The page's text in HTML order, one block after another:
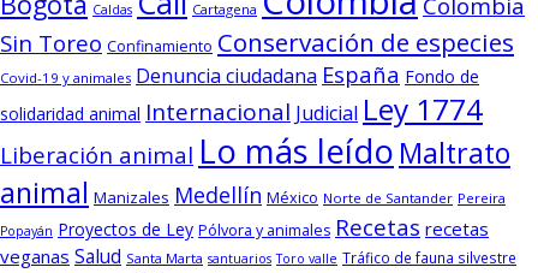
Caldas Cartagena
Colombia
Sin Toreo Confinamiento Conservación de especies
Covid-19 y animales Denuncia ciudadana España Fondo de
solidaridad animal Internacional Judicial Ley 1774
Liberación animal Lo más leído Maltrato
animal Manizales Medellín México Norte de Santander Pereira
Popayán Proyectos de Ley Pólvora y animales Recetas recetas
veganas Salud Santa Marta santuarios Toro valle Tráfico de fauna silvestre